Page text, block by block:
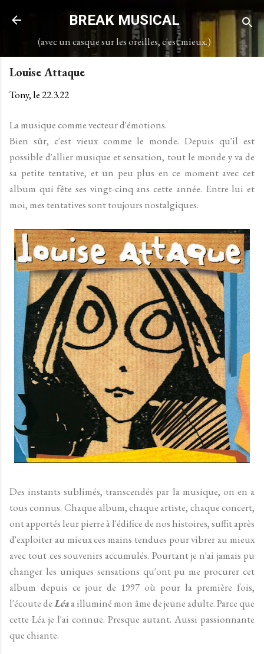
Accéder au contenu principal
BREAK MUSICAL
(avec un casque sur les oreilles, c'est mieux.)
Louise Attaque
Tony, le22.3.22
La musique comme vecteur d'émotions.
Bien sûr, c'est vieux comme le monde. Depuis qu'il est
possible d'allier musique et sensation, tout le monde y va de
sa petite tentative, et un peu plus en ce moment avec cet
album qui fête ses vingt-cinq ans cette année. Entre lui et
moi, mes tentatives sont toujours nostalgiques.
Des instants sublimés, transcendés par la musique, on en a
tous connus. Chaque album, chaque artiste, chaque concert,
ont apportés leur pierre à l'édifice de nos histoires, suffit après
d'exploiter au mieux ces mains tendues pour vibrer au mieux
avec tout ces souvenirs accumulés. Pourtant je n'ai jamais pu
changer les uniques sensations qu'ont pu me procurer cet
album depuis ce jour de 1997 où pour la première fois,
l'écoute deLéaa illuminé mon âme de jeune adulte. Parce que
cette Léa je l'ai connue. Presque autant. Aussi passionnante
que chiante.